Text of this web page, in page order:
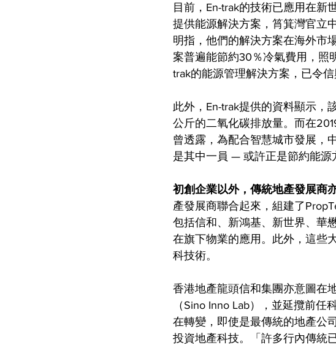
目前，En-trak的技術已應用在新
提供能源解決方案，筲箕灣官立
明指，他們的解決方案在海外市
案普遍能節約30％冷氣費用，照
trak的能源管理解決方案，已令
此外，En-trak提供的資料顯示，
公斤的二氧化碳排放量。而在
曾透露，為配合智慧城市發展，
是其中一員 — 或許正是節約能源
初創企業以外，傳統地產發展商
產發展商聯合起來，組建了
包括信和、新鴻基、新世界、華
在旗下物業的應用。此外，這些
科技術。
香港地產龍頭信和集團亦意圖在
（Sino Inno Lab），並延攬前
在轉變，即使是最傳統的地產公
投資地產科技。「許多行內傳統